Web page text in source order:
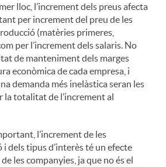
lloc, l’increment dels preus afecta
per increment del preu de les
(matèries primeres,
per l’increment dels salaris. No
de manteniment dels marges
econòmica de cada empresa, i
demanda més inelàstica seran les
la totalitat de l’increment al
l’increment de les
dels tipus d’interès té un efecte
les companyies, ja que no és el